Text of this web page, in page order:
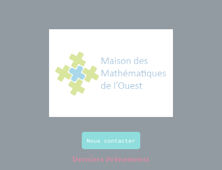
Nous contacter
Derniers évènements